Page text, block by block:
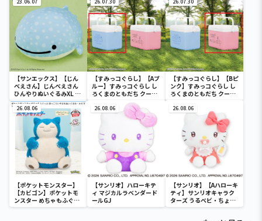
【サンエックス】【じん
べえさん】じんべえさん
ひんやりぬいぐるみXL プ
レミアム Part3
【すみっコぐらし】【Aブ
ルー】すみっコぐらし し
ろくまのともだち クーラ
【すみっコぐらし】【Bピ
ンク】すみっコぐらし し
ろくまのともだち クーラ
26.08.06
【ポケットモンスター】
【カビゴン】ポケットモ
ンスター めちゃもふぐっ
と ほっこりいやされぬい
26.08.06
【サンリオ】ハローキテ
ィ マジカルラベンダード
ールGJ
26.08.06
【サンリオ】【Aハローキ
ティ】サンリオキャラク
ターズ うるベビ・ちょい
デカドール